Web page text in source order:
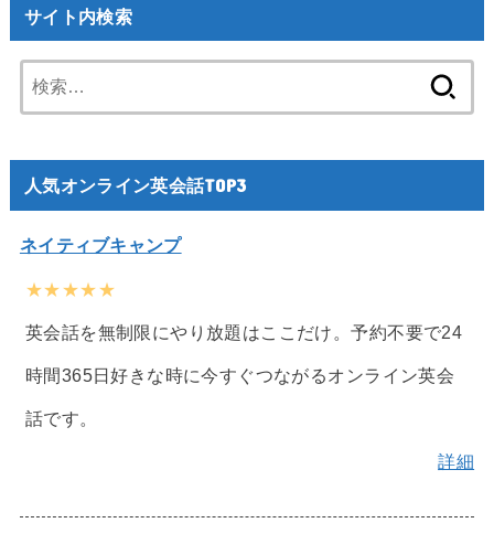
サイト内検索
索:
人気オンライン英会話TOP3
ネイティブキャンプ
★★★★★
英会話を無制限にやり放題はここだけ。予約不要で24
時間365日好きな時に今すぐつながるオンライン英会
話です。
詳細